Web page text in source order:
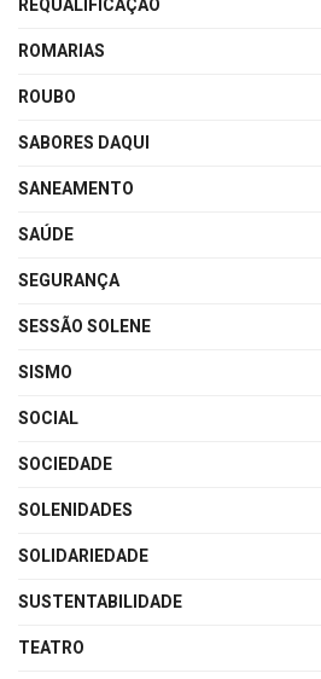
REQUALIFICAÇÃO
ROMARIAS
ROUBO
SABORES DAQUI
SANEAMENTO
SAÚDE
SEGURANÇA
SESSÃO SOLENE
SISMO
SOCIAL
SOCIEDADE
SOLENIDADES
SOLIDARIEDADE
SUSTENTABILIDADE
TEATRO